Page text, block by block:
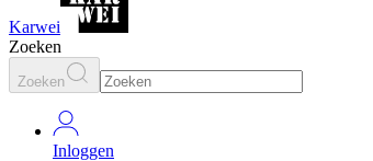
Karwei
Zoeken
Zoeken
Inloggen